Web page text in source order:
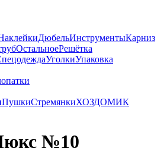
ДюбельИнструментыКарниз
ОстальноеРешётка
УголкиУпаковка
ПушкиСтремянкиХОЗДОМИК
№10